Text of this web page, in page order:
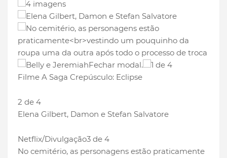
4 imagens
Fechar modal.
1 de 4
Filme A Saga Crepúsculo: Eclipse
2 de 4
Elena Gilbert, Damon e Stefan Salvatore
Netflix/Divulgação3 de 4
No cemitério, as personagens estão praticamente